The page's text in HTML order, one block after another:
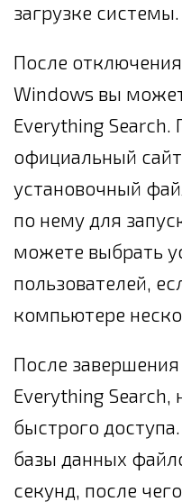
загрузке системы.
После
Windows вы
Everything Search.
официальный
установочный
по нему для
можете выбрать
пользователей,
компьютере
После завершения
Everything Search,
быстрого
базы данных
секунд, после